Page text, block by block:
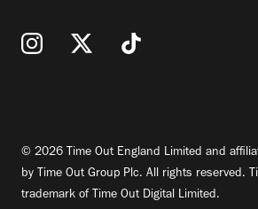
© 2026 Time Out England Limited and
by Time Out Group Plc. All rights reserved.
trademark of Time Out Digital Limited.